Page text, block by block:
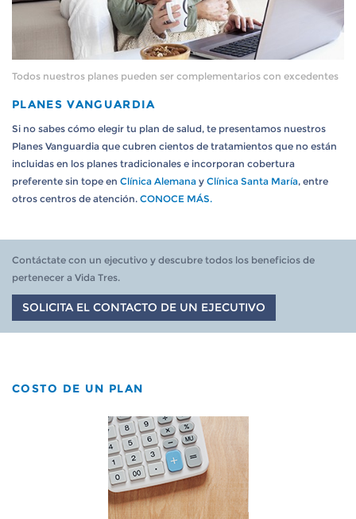
Todos nuestros planes pueden ser complementarios con excedentes
PLANES VANGUARDIA
Si no sabes cómo elegir tu plan de salud, te presentamos nuestros
Planes Vanguardia que cubren cientos de tratamientos que no están
incluidas en los planes tradicionales e incorporan cobertura
preferente sin tope en Clínica Alemana y Clínica Santa María, entre
otros centros de atención. CONOCE MÁS.
SOLICITA EL CONTACTO DE UN EJECUTIVO
Contáctate con un ejecutivo y descubre todos los beneficios de
pertenecer a Vida Tres.
COSTO DE UN PLAN